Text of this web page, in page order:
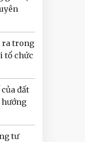
ra trong
tổ chức
đất
tư